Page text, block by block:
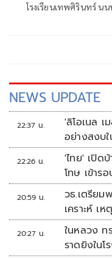
โรงเรียนเทพศิรินทร์ นนทบุรี "ครู-นักเรียน" เสียชีวิต 6 ราย และ
NEWS UPDATE
22:37 น.
'ลิโอเนล
อย่างสงบ
22:26 น.
'ไทย' เปิด
โทษ เข้าร
20:59 น.
วธ.เตรียม
เคราะห์ เห
20:27 น.
ในหลวง ท
ราดยิงในโ